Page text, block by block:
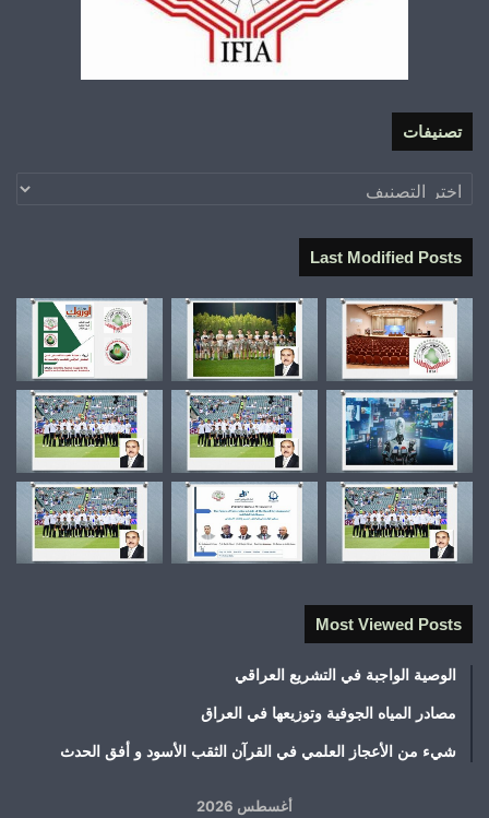
تصنيفات
تصنيفات
Last Modified Posts
Most Viewed Posts
الوصية الواجبة في التشريع العراقي
مصادر المياه الجوفية وتوزيعها في العراق
شيء من الأعجاز العلمي في القرآن الثقب الأسود و أفق الحدث
أغسطس 2026